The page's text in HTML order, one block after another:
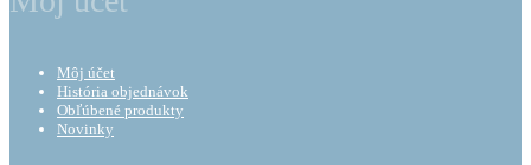
Môj účet
História objednávok
Obľúbené produkty
Novinky